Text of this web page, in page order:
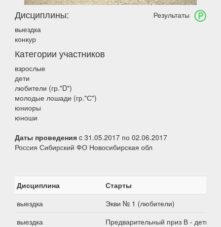
Результаты
Дисциплины:
выездка
конкур
Категории участников
взрослые
дети
любители (гр."D")
молодые лошади (гр."С")
юниоры
юноши
Даты проведения c 31.05.2017 по 02.06.2017
Россия Сибирский ФО Новосибирская обл
Дисциплина
Старты
выездка
Экви № 1 (любители)
выездка
Предварительный приз В - дети